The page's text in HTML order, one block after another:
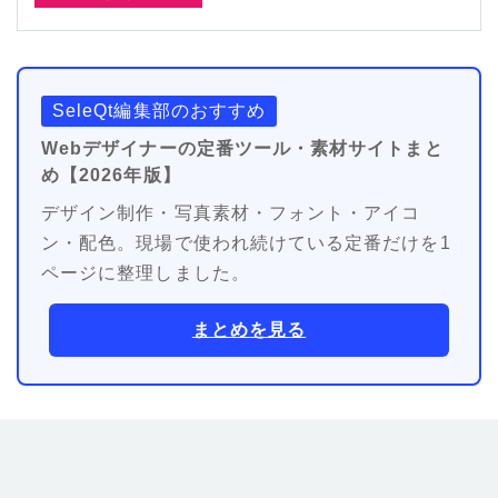
SeleQt編集部のおすすめ
Webデザイナーの定番ツール・素材サイトまと
め【2026年版】
デザイン制作・写真素材・フォント・アイコ
ン・配色。現場で使われ続けている定番だけを1
ページに整理しました。
まとめを見る